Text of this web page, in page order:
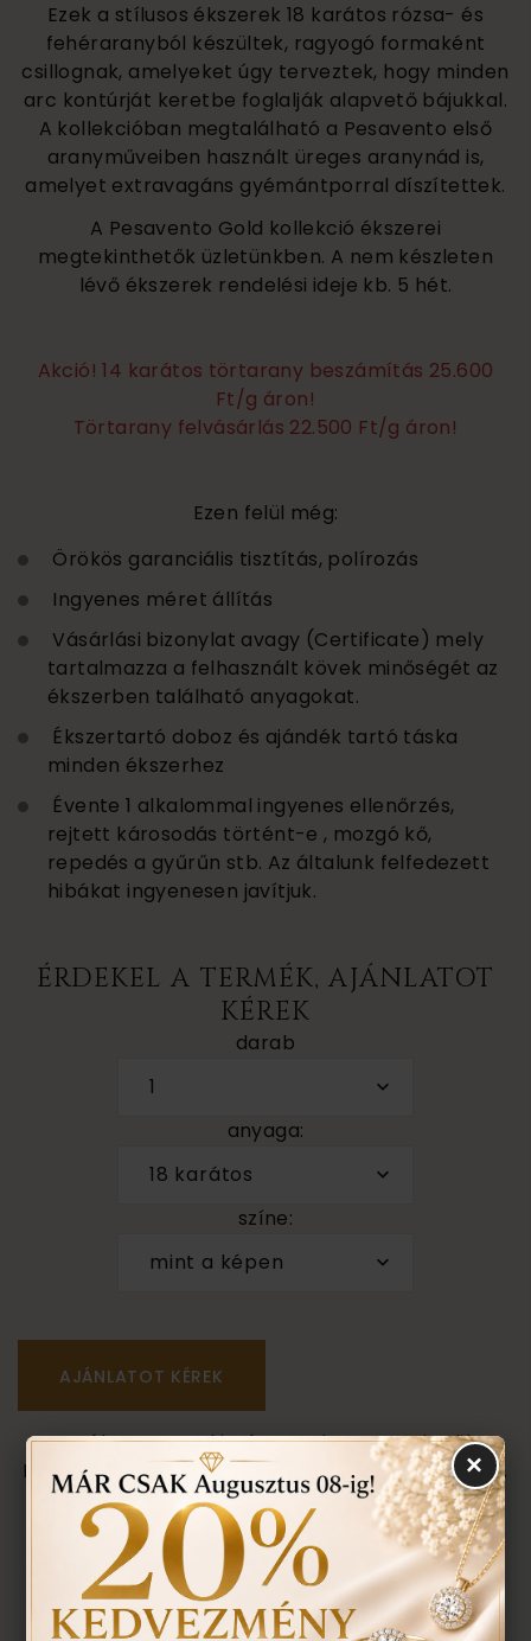
Ezek a stílusos ékszerek 18 karátos rózsa- és
fehéraranyból készültek, ragyogó formaként
csillognak, amelyeket úgy terveztek, hogy minden
arc kontúrját keretbe foglalják alapvető bájukkal.
A kollekcióban megtalálható a Pesavento első
aranyműveiben használt üreges aranynád is,
amelyet extravagáns gyémántporral díszítettek.
A Pesavento Gold kollekció ékszerei
megtekinthetők üzletünkben. A nem készleten
lévő ékszerek rendelési ideje kb. 5 hét.
Akció! 14 karátos törtarany beszámítás 25.600
Ft/g áron!
Törtarany felvásárlás 22.500 Ft/g áron!
Ezen felül még:
Örökös garanciális tisztítás, polírozás
Ingyenes méret állítás
Vásárlási bizonylat avagy (Certificate) mely
tartalmazza a felhasznált kövek minőségét az
ékszerben található anyagokat.
Ékszertartó doboz és ajándék tartó táska
minden ékszerhez
Évente 1 alkalommal ingyenes ellenőrzés,
rejtett károsodás történt-e , mozgó kő,
repedés a gyűrűn stb. Az általunk felfedezett
hibákat ingyenesen javítjuk.
ÉRDEKEL A TERMÉK, AJÁNLATOT
KÉREK
darab
1
anyaga:
18 karátos
színe:
mint a képen
Személyes megtekintés a Budapest VII. kerület,
Király u. 1/b címen található üzletünkben történik.
VISSZA A TERMÉKEKHEZ
×